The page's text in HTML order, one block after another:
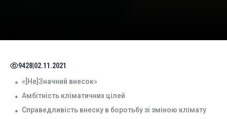
9428 02.11.2021
«[Не]Значний внесок»
Амбітність кліматичних цілей
Справедливість внеску в боротьбу зі зміною клімату